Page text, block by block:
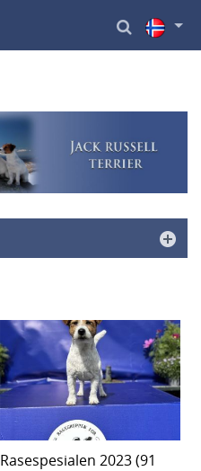
Rasespesialen 2023 (91